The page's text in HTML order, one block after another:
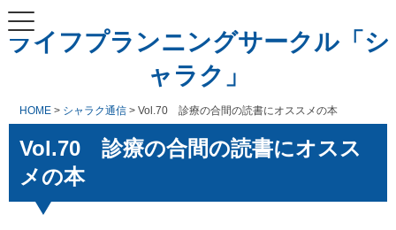
ライフプランニングサークル「シ
ャラク」
HOME > シャラク通信 > Vol.70 診療の合間の読書にオススメの本
Vol.70 診療の合間の読書にオスス
メの本